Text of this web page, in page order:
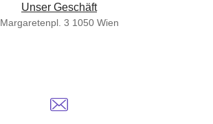
Unser Geschäft
Margaretenpl. 3 1050 Wien